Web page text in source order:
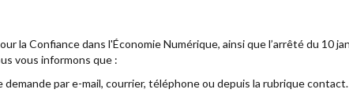
la Confiance dans l'Économie Numérique, ainsi que l’arrêté du 10
vous informons que :
par e-mail, courrier, téléphone ou depuis la rubrique contact.